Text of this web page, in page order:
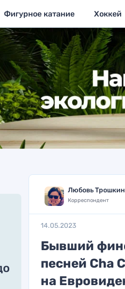
Фигурное катание Хоккей
Любовь
Корреспондент
14.05.2023
Бывший
песней Cha
на